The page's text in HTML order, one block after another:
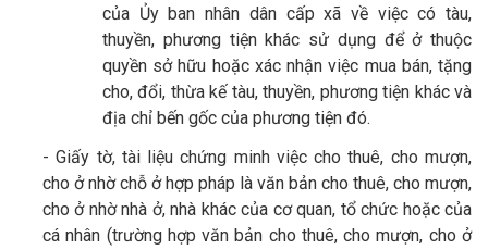
của Ủy ban nhân dân cấp xã về việc có tàu,
thuyền, phương tiện khác sử dụng để ở thuộc
quyền sở hữu hoặc xác nhận việc mua bán, tặng
cho, đổi, thừa kế tàu, thuyền, phương tiện khác và
địa chỉ bến gốc của phương tiện đó.
- Giấy tờ, tài liệu chứng minh việc cho thuê, cho mượn,
cho ở nhờ chỗ ở hợp pháp là văn bản cho thuê, cho mượn,
cho ở nhờ nhà ở, nhà khác của cơ quan, tổ chức hoặc của
cá nhân (trường hợp văn bản cho thuê, cho mượn, cho ở